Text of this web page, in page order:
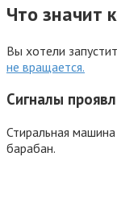
Что значит
Вы хотели
не вращается.
Сигналы
Стиральная
барабан.